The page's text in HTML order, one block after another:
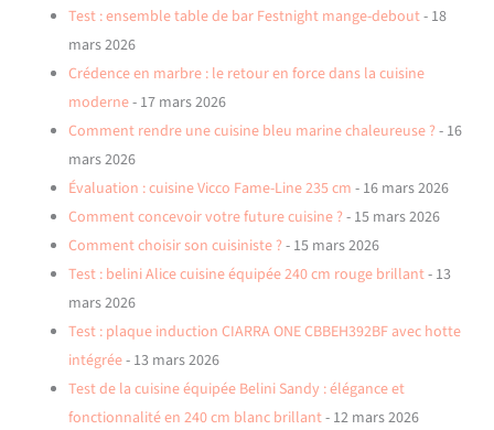
Test : ensemble table de bar Festnight mange-debout- 18
mars 2026
Crédence en marbre : le retour en force dans la cuisine
moderne- 17 mars 2026
Comment rendre une cuisine bleu marine chaleureuse ?- 16
mars 2026
Évaluation : cuisine Vicco Fame-Line 235 cm - 16 mars 2026
Comment concevoir votre future cuisine ?- 15 mars 2026
Comment choisir son cuisiniste ?- 15 mars 2026
Test : belini Alice cuisine équipée 240 cm rouge brillant- 13
mars 2026
Test : plaque induction CIARRA ONE CBBEH392BF avec hotte
intégrée- 13 mars 2026
Test de la cuisine équipée Belini Sandy : élégance et
fonctionnalité en 240 cm blanc brillant- 12 mars 2026